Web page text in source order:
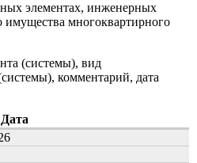
элементах, инженерных
имущества многоквартирного
(системы), вид
комментарий, дата